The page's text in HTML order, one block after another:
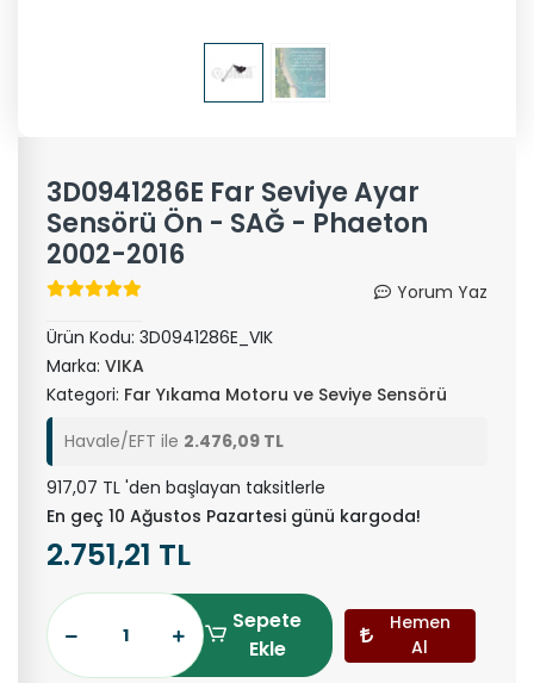
3D0941286E Far Seviye Ayar
Sensörü Ön - SAĞ - Phaeton
2002-2016
Yorum Yaz
Ürün Kodu: 3D0941286E_VIK
Marka: VIKA
Kategori: Far Yıkama Motoru ve Seviye Sensörü
Havale/EFT ile 2.476,09 TL
917,07 TL 'den başlayan taksitlerle
En geç 10 Ağustos Pazartesi günü kargoda!
2.751,21 TL
Sepete
Ekle
Hemen
Al